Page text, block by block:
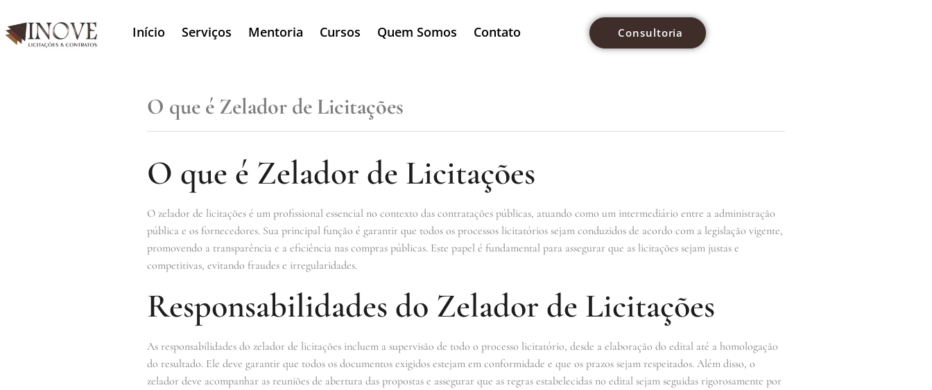
Início Serviços Mentoria Cursos Quem Somos Contato Consultoria
O que é Zelador de Licitações
O que é Zelador de Licitações
O zelador de licitações é um profissional essencial no contexto das contratações públicas, atuando como um intermediário entre a administração
pública e os fornecedores. Sua principal função é garantir que todos os processos licitatórios sejam conduzidos de acordo com a legislação vigente,
promovendo a transparência e a eficiência nas compras públicas. Este papel é fundamental para assegurar que as licitações sejam justas e
competitivas, evitando fraudes e irregularidades.
Responsabilidades do Zelador de Licitações
As responsabilidades do zelador de licitações incluem a supervisão de todo o processo licitatório, desde a elaboração do edital até a homologação
do resultado. Ele deve garantir que todos os documentos exigidos estejam em conformidade e que os prazos sejam respeitados. Além disso, o
zelador deve acompanhar as reuniões de abertura das propostas e assegurar que as regras estabelecidas no edital sejam seguidas rigorosamente por